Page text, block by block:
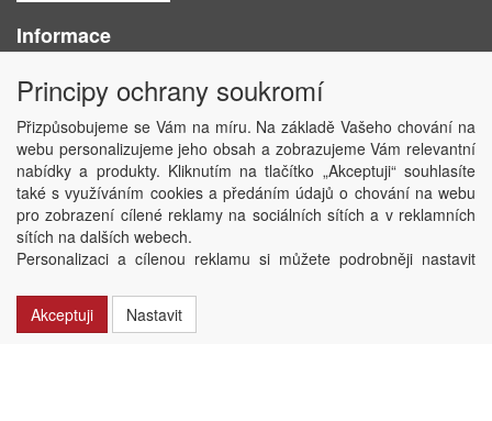
Informace
Obchodní podmínky
Ochrana osobních údajů
Kontakt
Losování účtenek
Aktuality
Nastavení soukromí
Copyright © ABRA Software a.s. 2020
Principy ochrany soukromí
Přizpůsobujeme se Vám na míru. Na základě Vašeho chování na
webu personalizujeme jeho obsah a zobrazujeme Vám relevantní
nabídky a produkty. Kliknutím na tlačítko „Akceptuji“ souhlasíte
také s využíváním cookies a předáním údajů o chování na webu
pro zobrazení cílené reklamy na sociálních sítích a v reklamních
sítích na dalších webech.
Personalizaci a cílenou reklamu si můžete podrobněji nastavit
Akceptuji
Nastavit